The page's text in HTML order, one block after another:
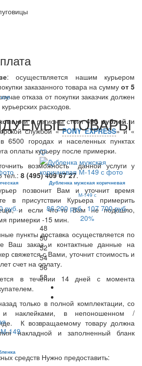
: осуществляется нашим курьером
заказанного товара на сумму от 5
отказа от покупки заказчик должен
курьерских расходов.
и в регионы стоит490 рублей. и
службой «PONY EXPRESS» и «
городах и населенных пунктах
оплаты курьеру после примерки.
возможность данной услуги у
тел.: 8 (495) 409 67 27.
позвонит Вам и уточнит время
в присутствии Курьера примерить
и если что-то Вам не подошло,
примерки -15 мин.
пункты доставка осуществляется по
Ваш заказ и контактные данные на
свяжется с Вами, уточнит стоимость и
счет на оплату.
в течении 14 дней с момента
только в полной комплектации, со
и наклейками, в непоношенном /
К возвращаемому товару должна
накладной и заполненный бланк
средств Нужно предоставить:
ТОВАРЫ
руб.
Дубленка мужская коричневая
М-149 с
86 200 руб. 107 700 руб.
20%
48
50
52
54
56
58